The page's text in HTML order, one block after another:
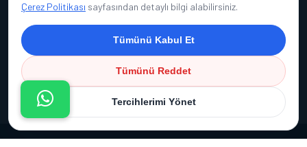
Hakkımızda
Ürünlerimiz
Referanslarımız
İletişim
Çerez Politikası sayfasından detaylı bilgi alabilirsiniz.
Tümünü Kabul Et
Tümünü Reddet
Tercihlerimi Yönet